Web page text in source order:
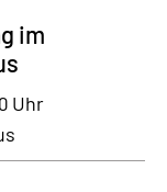
im
Uhr